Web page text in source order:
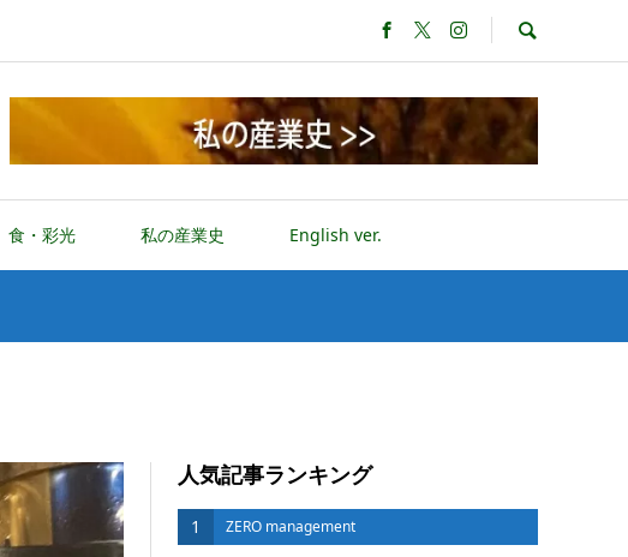
食・彩光 私の産業史 English ver.
人気記事ランキング
1 ZERO management